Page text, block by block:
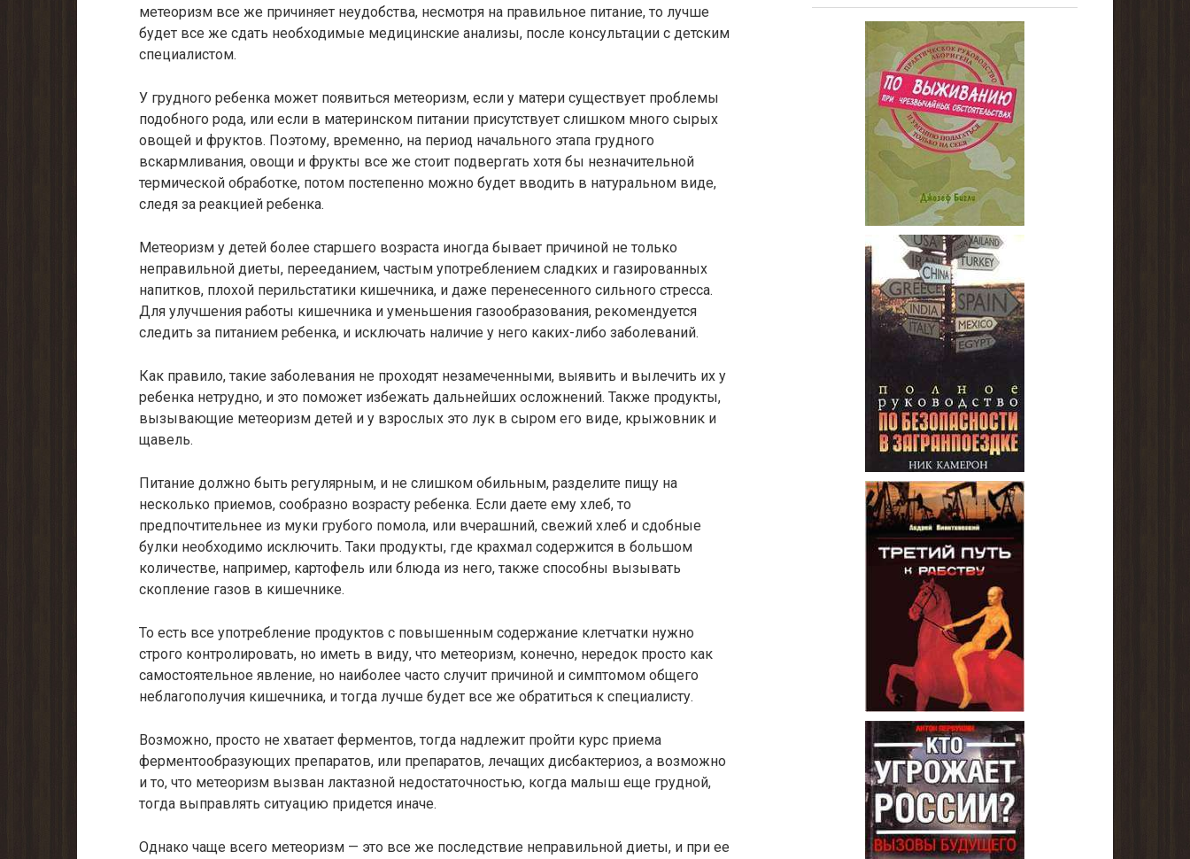
метеоризм все же причиняет неудобства, несмотря на правильное питание, то лучше
будет все же сдать необходимые медицинские анализы, после консультации с детским
специалистом.
У грудного ребенка может появиться метеоризм, если у матери существует проблемы
подобного рода, или если в материнском питании присутствует слишком много сырых
овощей и фруктов. Поэтому, временно, на период начального этапа грудного
вскармливания, овощи и фрукты все же стоит подвергать хотя бы незначительной
термической обработке, потом постепенно можно будет вводить в натуральном виде,
следя за реакцией ребенка.
Метеоризм у детей более старшего возраста иногда бывает причиной не только
неправильной диеты, перееданием, частым употреблением сладких и газированных
напитков, плохой перильстатики кишечника, и даже перенесенного сильного стресса.
Для улучшения работы кишечника и уменьшения газообразования, рекомендуется
следить за питанием ребенка, и исключать наличие у него каких-либо заболеваний.
Как правило, такие заболевания не проходят незамеченными, выявить и вылечить их у
ребенка нетрудно, и это поможет избежать дальнейших осложнений. Также продукты,
вызывающие метеоризм детей и у взрослых это лук в сыром его виде, крыжовник и
щавель.
Питание должно быть регулярным, и не слишком обильным, разделите пищу на
несколько приемов, сообразно возрасту ребенка. Если даете ему хлеб, то
предпочтительнее из муки грубого помола, или вчерашний, свежий хлеб и сдобные
булки необходимо исключить. Таки продукты, где крахмал содержится в большом
количестве, например, картофель или блюда из него, также способны вызывать
скопление газов в кишечнике.
То есть все употребление продуктов с повышенным содержание клетчатки нужно
строго контролировать, но иметь в виду, что метеоризм, конечно, нередок просто как
самостоятельное явление, но наиболее часто случит причиной и симптомом общего
неблагополучия кишечника, и тогда лучше будет все же обратиться к специалисту.
Возможно, просто не хватает ферментов, тогда надлежит пройти курс приема
ферментообразующих препаратов, или препаратов, лечащих дисбактериоз, а возможно
и то, что метеоризм вызван лактазной недостаточностью, когда малыш еще грудной,
тогда выправлять ситуацию придется иначе.
Однако чаще всего метеоризм — это все же последствие неправильной диеты, и при ее